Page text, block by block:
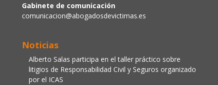
Gabinete de comunicación
comunicacion@abogadosdevictimas.es
Noticias
Alberto Salas participa en el taller práctico sobre
litigios de Responsabilidad Civil y Seguros organizado
por el ICAS